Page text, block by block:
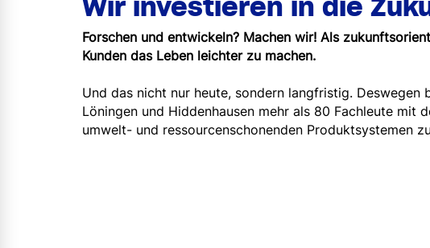
Wir investieren in die
Forschen und entwickeln? Machen wir! Als
Kunden das Leben leichter zu machen.
Und das nicht nur heute, sondern langfristig.
Löningen und Hiddenhausen mehr als 80 Fachleute mit
umwelt- und ressourcenschonenden Produktsystemen